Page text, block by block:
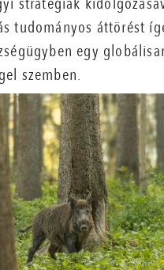
tudományos áttörést
egy
szemben.